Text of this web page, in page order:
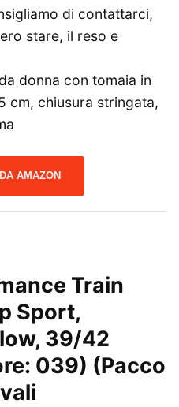
di contattarci,
stare, il reso e
donna con tomaia in
cm, chiusura stringata,
AMAZON
Train
Sport,
39/42
039) (Pacco